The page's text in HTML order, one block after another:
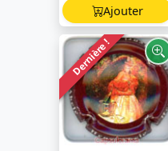
Ajouter
Dernière !